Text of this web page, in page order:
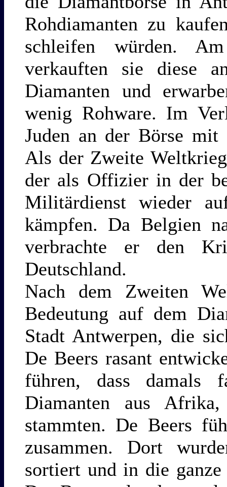
Rohdiamanten zu
schleifen würden.
verkauften sie diese
Diamanten und
wenig Rohware. Im
Juden an der Börse mit
Als der Zweite
der als Offizier in der
Militärdienst wieder
kämpfen. Da Belgien
verbrachte er den
Deutschland.
Nach dem Zweiten
Bedeutung auf dem
Stadt Antwerpen, die
De Beers rasant
führen, dass damals
Diamanten aus Afrika,
stammten. De Beers
zusammen. Dort
sortiert und in die